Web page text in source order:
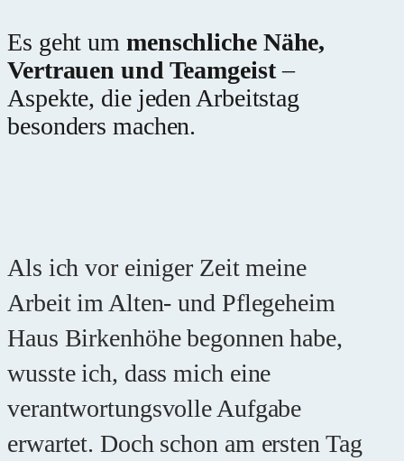
Es geht um menschliche Nähe,
Vertrauen und Teamgeist–
Aspekte, die jeden Arbeitstag
besonders machen.
Als ich vor einiger Zeit meine
Arbeit im Alten- und Pflegeheim
Haus Birkenhöhe begonnen habe,
wusste ich, dass mich eine
verantwortungsvolle Aufgabe
erwartet. Doch schon am ersten Tag